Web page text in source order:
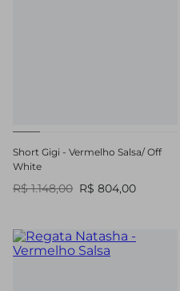
Short Gigi - Vermelho Salsa/ Off
White
R$ 1.148,00 R$ 804,00